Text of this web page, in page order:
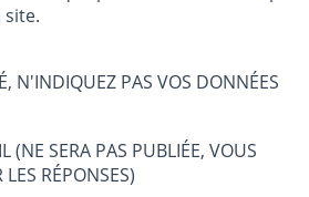
N'INDIQUEZ PAS VOS DONNÉES
(NE SERA PAS PUBLIÉE, VOUS
RÉPONSES)